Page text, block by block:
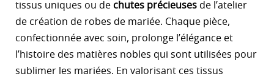
tissus uniques ou de chutes précieuses de l’atelier
de création de robes de mariée. Chaque pièce,
confectionnée avec soin, prolonge l’élégance et
l’histoire des matières nobles qui sont utilisées pour
sublimer les mariées. En valorisant ces tissus